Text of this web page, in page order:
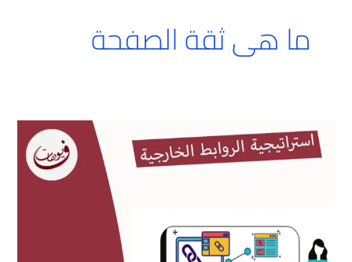
ما هى ثقة الصفحة
استراتيجية
الروابط